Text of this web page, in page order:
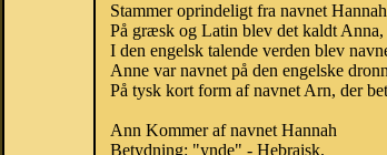
Stammer oprindeligt fra navnet
På græsk og Latin blev det kaldt Anna,
I den engelsk talende verden blev
Anne var navnet på den engelske
På tysk kort form af navnet Arn, der
Ann Kommer af navnet Hannah
Betydning: "ynde" - Hebraisk.